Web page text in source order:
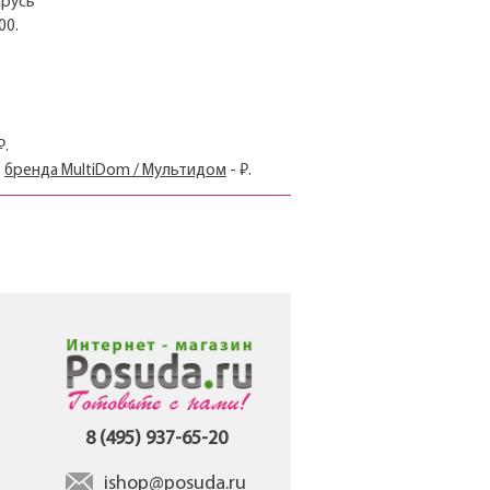
бренда MultiDom / Мультидом - ₽.
8 (495) 937-65-20
ishop@posuda.ru